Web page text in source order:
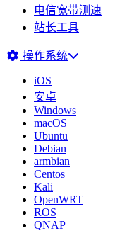
电信宽带测速
站长工具
操作系统
iOS
安卓
Windows
macOS
Ubuntu
Debian
armbian
Centos
Kali
OpenWRT
ROS
QNAP